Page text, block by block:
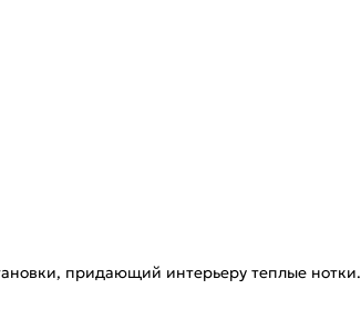
придающий интерьеру теплые нотки.